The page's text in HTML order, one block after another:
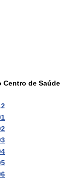
Centro de Saúde